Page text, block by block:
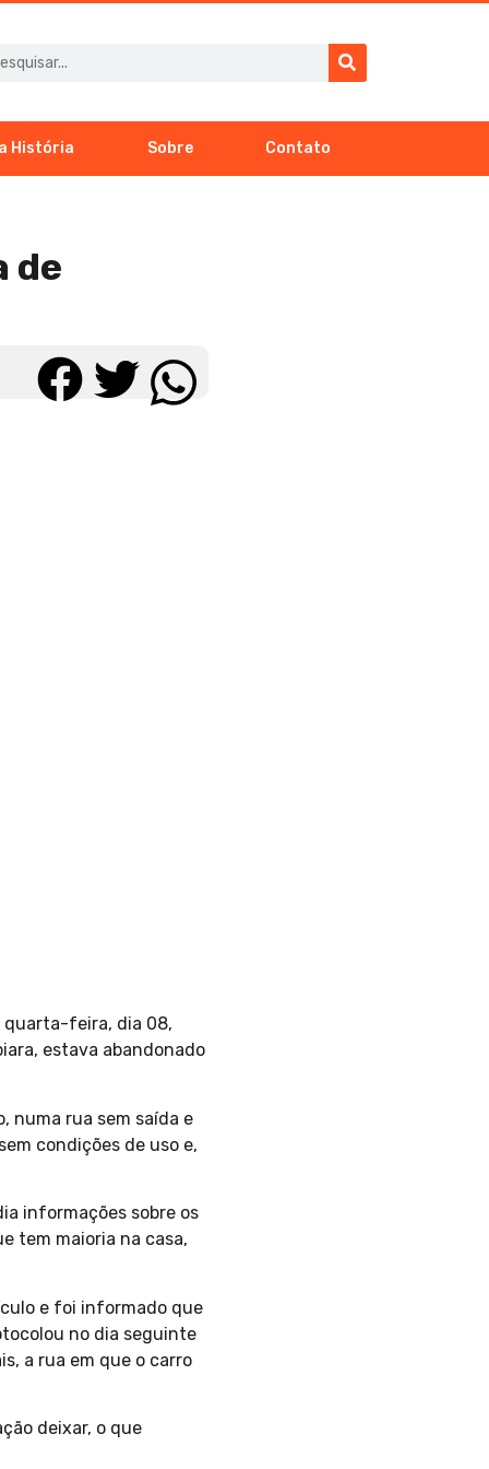
História Sobre Contato
de
quarta-feira, dia 08,
estava abandonado
numa rua sem saída e
condições de uso e,
informações sobre os
tem maioria na casa,
e foi informado que
no dia seguinte
a rua em que o carro
deixar, o que